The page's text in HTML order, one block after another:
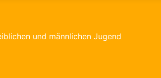
und männlichen Jugend